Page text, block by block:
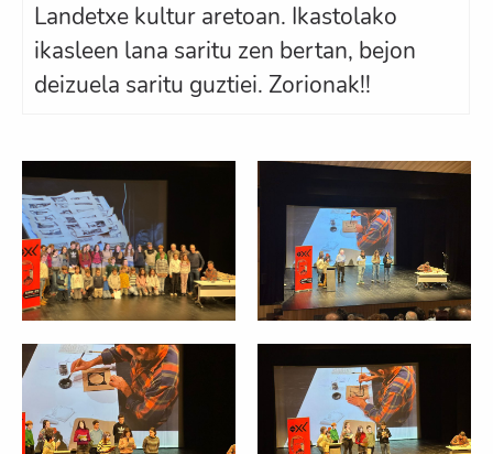
Landetxe kultur aretoan. Ikastolako
ikasleen lana saritu zen bertan, bejon
deizuela saritu guztiei. Zorionak!!